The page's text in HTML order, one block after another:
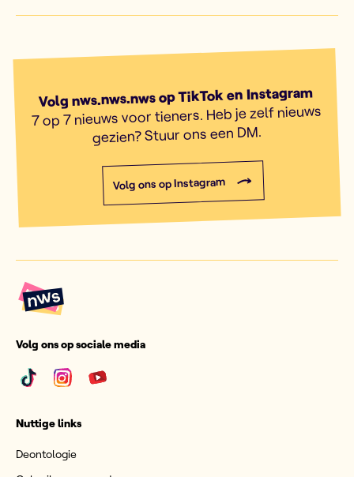
Volg nws.nws.nws op TikTok en Instagram
7 op 7 nieuws voor tieners. Heb je zelf nieuws
gezien? Stuur ons een DM.
Volg ons op Instagram
Volg ons op sociale media
Nuttige links
Deontologie